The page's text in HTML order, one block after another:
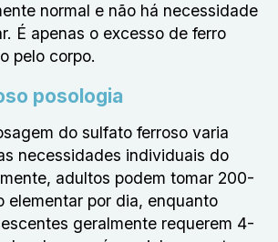
normal e não há necessidade
É apenas o excesso de ferro
pelo corpo.
posologia
do sulfato ferroso varia
necessidades individuais do
adultos podem tomar 200-
elementar por dia, enquanto
geralmente requerem 4-